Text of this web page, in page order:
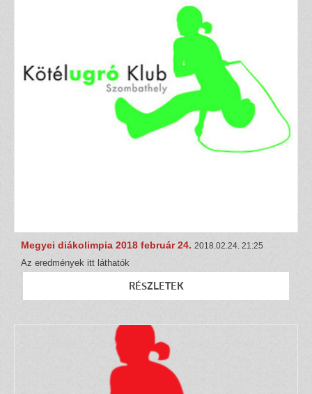
Megyei diákolimpia 2018 február 24. 2018.02.24. 21:25
Az eredmények itt láthatók
RÉSZLETEK